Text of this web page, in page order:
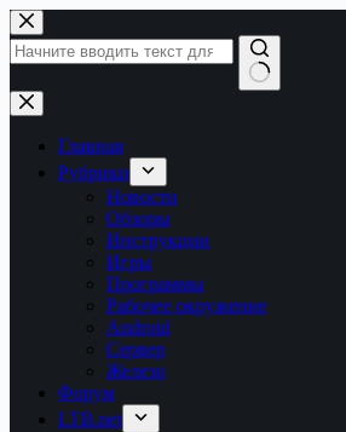
Перейти
к
сути
Ничего
не
найденоГлавная
Рубрики
Новости
Обзоры
Инструкции
Игры
Программы
Рабочее окружение
Android
Сервер
Железо
Форум
LTB.net